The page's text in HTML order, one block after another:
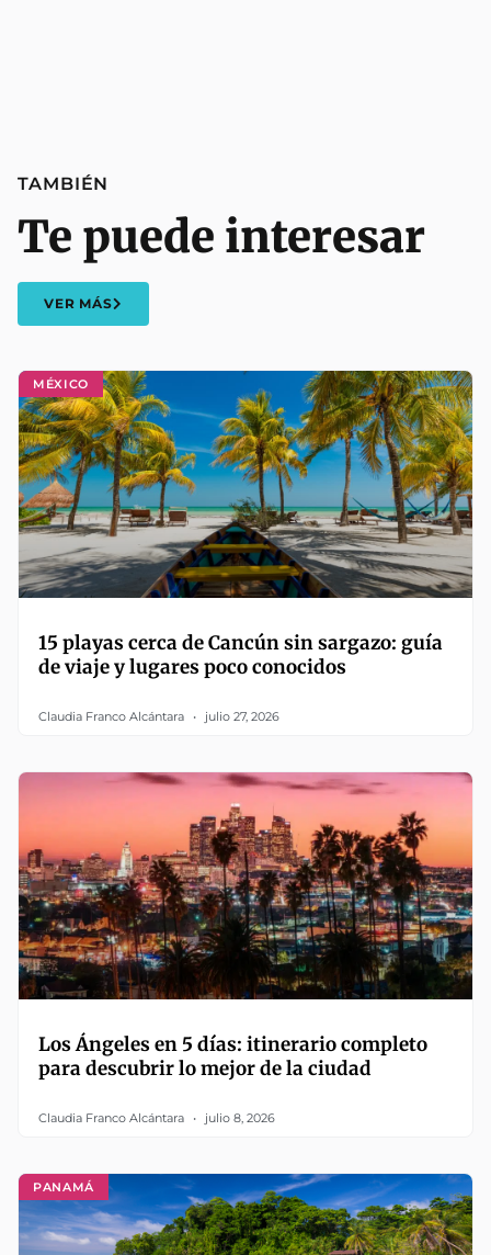
MÉXICO
15 playas cerca de Cancún sin sargazo: guía
de viaje y lugares poco conocidos
Claudia Franco Alcántara julio 27, 2026
Los Ángeles en 5 días: itinerario completo
para descubrir lo mejor de la ciudad
Claudia Franco Alcántara julio 8, 2026
PANAMÁ
TAMBIÉN
Te puede interesar
VER MÁS